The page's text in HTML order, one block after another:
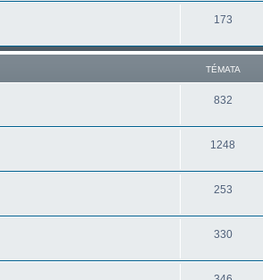
173
TÉMATA
832
1248
253
330